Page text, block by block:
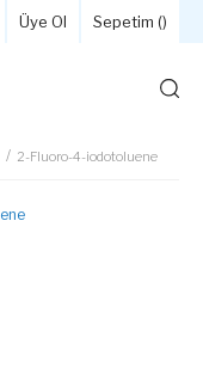
Üye Ol Sepetim ()
2-Fluoro-4-iodotoluene